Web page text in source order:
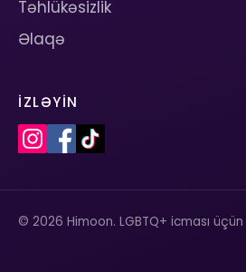
Təhlükəsizlik
Əlaqə
İZLƏYIN
© 2026 Himoon. LGBTQ+ icması üçün